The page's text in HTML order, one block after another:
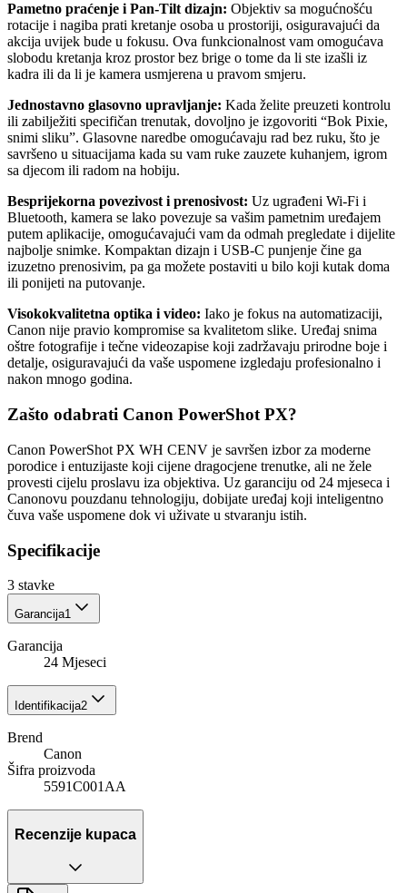
Pametno praćenje i Pan-Tilt dizajn: Objektiv sa mogućnošću
rotacije i nagiba prati kretanje osoba u prostoriji, osiguravajući da
akcija uvijek bude u fokusu. Ova funkcionalnost vam omogućava
slobodu kretanja kroz prostor bez brige o tome da li ste izašli iz
kadra ili da li je kamera usmjerena u pravom smjeru.
Jednostavno glasovno upravljanje: Kada želite preuzeti kontrolu
ili zabilježiti specifičan trenutak, dovoljno je izgovoriti “Bok Pixie,
snimi sliku”. Glasovne naredbe omogućavaju rad bez ruku, što je
savršeno u situacijama kada su vam ruke zauzete kuhanjem, igrom
sa djecom ili radom na hobiju.
Besprijekorna povezivost i prenosivost: Uz ugrađeni Wi-Fi i
Bluetooth, kamera se lako povezuje sa vašim pametnim uređajem
putem aplikacije, omogućavajući vam da odmah pregledate i dijelite
najbolje snimke. Kompaktan dizajn i USB-C punjenje čine ga
izuzetno prenosivim, pa ga možete postaviti u bilo koji kutak doma
ili ponijeti na putovanje.
Visokokvalitetna optika i video: Iako je fokus na automatizaciji,
Canon nije pravio kompromise sa kvalitetom slike. Uređaj snima
oštre fotografije i tečne videozapise koji zadržavaju prirodne boje i
detalje, osiguravajući da vaše uspomene izgledaju profesionalno i
nakon mnogo godina.
Zašto odabrati Canon PowerShot PX?
Canon PowerShot PX WH CENV je savršen izbor za moderne
porodice i entuzijaste koji cijene dragocjene trenutke, ali ne žele
provesti cijelu proslavu iza objektiva. Uz garanciju od 24 mjeseca i
Canonovu pouzdanu tehnologiju, dobijate uređaj koji inteligentno
čuva vaše uspomene dok vi uživate u stvaranju istih.
Specifikacije
3 stavke
Garancija1
Garancija
24 Mjeseci
Identifikacija2
Brend
Canon
Šifra proizvoda
5591C001AA
Recenzije kupaca